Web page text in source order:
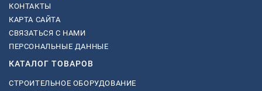
КОНТАКТЫ
КАРТА САЙТА
СВЯЗАТЬСЯ С НАМИ
ПЕРСОНАЛЬНЫЕ ДАННЫЕ
КАТАЛОГ ТОВАРОВ
СТРОИТЕЛЬНОЕ ОБОРУДОВАНИЕ